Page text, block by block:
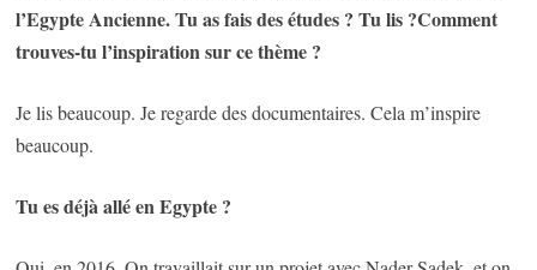
l’Egypte Ancienne. Tu as fais des études ? Tu lis ?Comment
trouves-tu l’inspiration sur ce thème ?
Je lis beaucoup. Je regarde des documentaires. Cela m’inspire
beaucoup.
Tu es déjà allé en Egypte ?